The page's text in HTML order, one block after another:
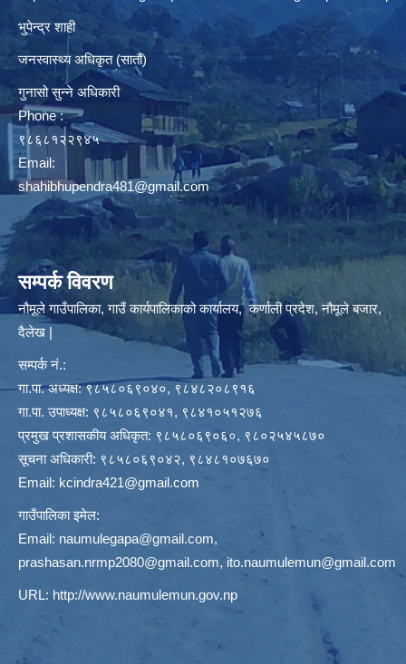
भुपेन्द्र शाही
जनस्वास्थ्य अधिकृत (सातौं)
गुनासो सुन्ने अधिकारी
Phone :
९८६८१२२९४५
Email:
shahibhupendra481@gmail.com
सम्पर्क विवरण
नौमूले गाउँपालिका, गाउँ कार्यपालिकाको कार्यालय, कर्णाली प्रदेश, नौमूले बजार,
दैलेख |
सम्पर्क नं.:
गा.पा. अध्यक्ष: ९८५८०६९०४०, ९८४८२०८९१६
गा.पा. उपाध्यक्ष: ९८५८०६९०४१, ९८४१०५१२७६
प्रमुख प्रशासकीय अधिकृत: ९८५८०६९०६०, ९८०२५४५८७०
सूचना अधिकारी: ९८५८०६९०४२, ९८४८१०७६७०
Email: kcindra421@gmail.com
गाउँपालिका इमेल:
Email: naumulegapa@gmail.com,
prashasan.nrmp2080@gmail.com, ito.naumulemun@gmail.com
URL: http://www.naumulemun.gov.np